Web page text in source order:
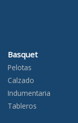
Basquet
Pelotas
Calzado
Indumentaria
Tableros